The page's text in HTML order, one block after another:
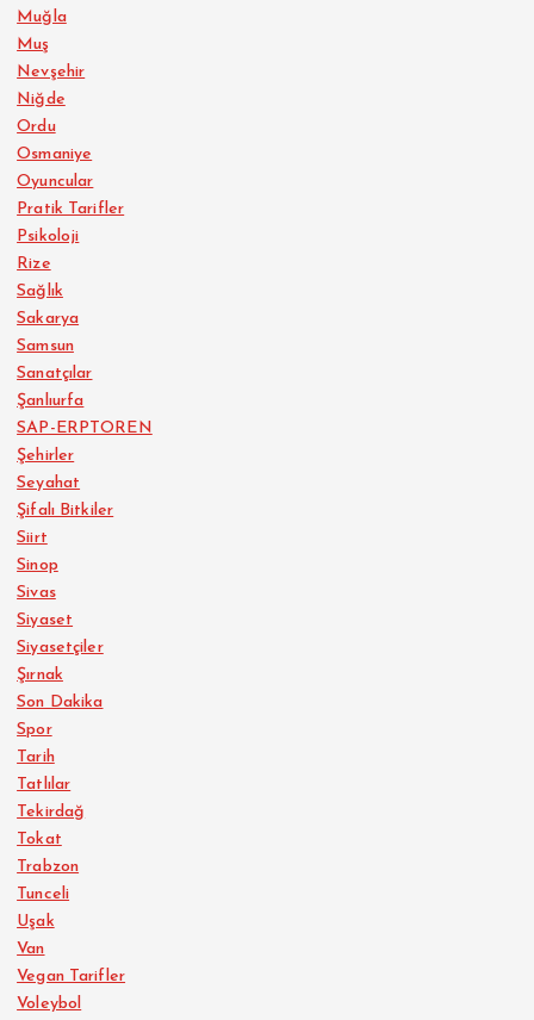
Muğla
Muş
Nevşehir
Niğde
Ordu
Osmaniye
Oyuncular
Pratik Tarifler
Psikoloji
Rize
Sağlık
Sakarya
Samsun
Sanatçılar
Şanlıurfa
SAP-ERPTOREN
Şehirler
Seyahat
Şifalı Bitkiler
Siirt
Sinop
Sivas
Siyaset
Siyasetçiler
Şırnak
Son Dakika
Spor
Tarih
Tatlılar
Tekirdağ
Tokat
Trabzon
Tunceli
Uşak
Van
Vegan Tarifler
Voleybol